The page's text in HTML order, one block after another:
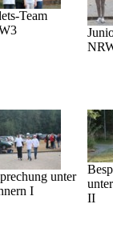
Team
unter
I
II